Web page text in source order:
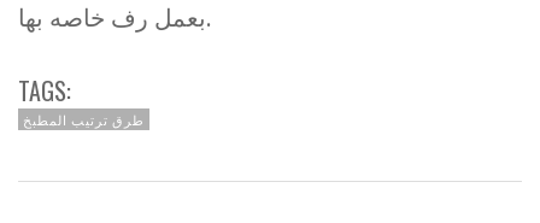
بعمل رف خاصه بها.
TAGS:
طرق ترتيب المطبخ